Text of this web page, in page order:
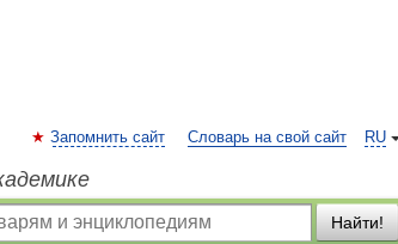
RU
Запомнить сайт Словарь на свой сайт
Найти!